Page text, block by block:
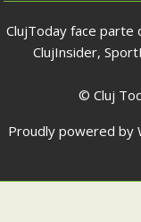
ClujToday face parte
ClujInsider,
© Cluj
Proudly powered by